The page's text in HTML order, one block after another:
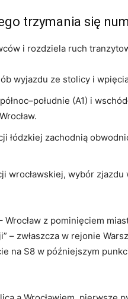
trzymania się
i rozdziela ruch
wyjazdu ze stolicy i
(A1) i
łódzkiej zachodnią
wrocławskiej, wybór
z pominięciem
– zwłaszcza w rejonie
na S8 w późniejszym